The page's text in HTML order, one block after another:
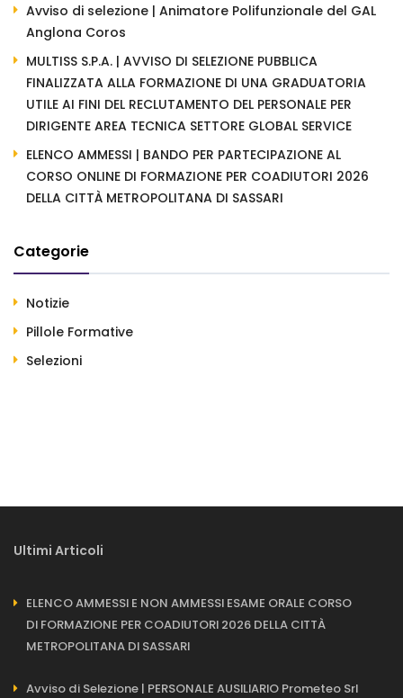
Avviso di selezione | Animatore Polifunzionale del GAL
Anglona Coros
MULTISS S.P.A. | AVVISO DI SELEZIONE PUBBLICA
FINALIZZATA ALLA FORMAZIONE DI UNA GRADUATORIA
UTILE AI FINI DEL RECLUTAMENTO DEL PERSONALE PER
DIRIGENTE AREA TECNICA SETTORE GLOBAL SERVICE
ELENCO AMMESSI | BANDO PER PARTECIPAZIONE AL
CORSO ONLINE DI FORMAZIONE PER COADIUTORI 2026
DELLA CITTÀ METROPOLITANA DI SASSARI
Categorie
Notizie
Pillole Formative
Selezioni
Ultimi Articoli
ELENCO AMMESSI E NON AMMESSI ESAME ORALE CORSO
DI FORMAZIONE PER COADIUTORI 2026 DELLA CITTÀ
METROPOLITANA DI SASSARI
Avviso di Selezione | PERSONALE AUSILIARIO Prometeo Srl